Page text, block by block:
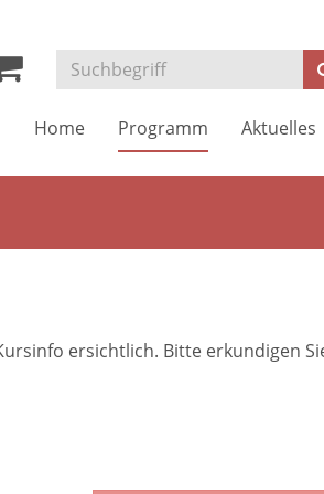
Kurse
suchen
Home Programm Aktuelles
ersichtlich. Bitte erkundigen